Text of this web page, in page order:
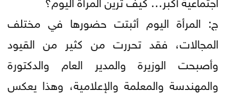
ج: المرأة اليوم أثبتت حضورها في مختلف
المجالات، فقد تحررت من كثير من القيود
وأصبحت الوزيرة والمدير العام والدكتورة
والمهندسة والمعلمة والإعلامية، وهذا يعكس